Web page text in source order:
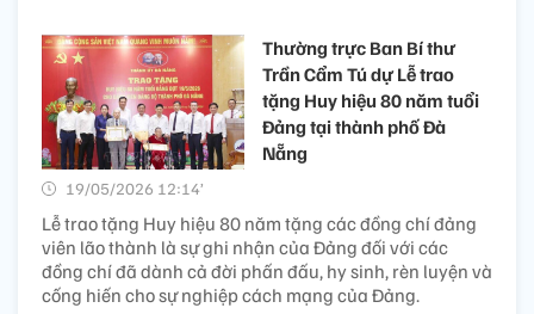
Thường trực Ban Bí thư
Trần Cẩm Tú dự Lễ trao
tặng Huy hiệu 80 năm tuổi
Đảng tại thành phố Đà
Nẵng
19/05/2026 12:14’
Lễ trao tặng Huy hiệu 80 năm tặng các đồng chí đảng
viên lão thành là sự ghi nhận của Đảng đối với các
đồng chí đã dành cả đời phấn đấu, hy sinh, rèn luyện và
cống hiến cho sự nghiệp cách mạng của Đảng.